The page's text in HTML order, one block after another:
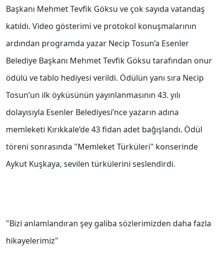
Başkanı Mehmet Tevfik Göksu ve çok sayıda vatandaş
katıldı. Video gösterimi ve protokol konuşmalarının
ardından programda yazar Necip Tosun’a Esenler
Belediye Başkanı Mehmet Tevfik Göksu tarafından onur
ödülü ve tablo hediyesi verildi. Ödülün yanı sıra Necip
Tosun’un ilk öyküsünün yayınlanmasının 43. yılı
dolayısıyla Esenler Belediyesi’nce yazarın adına
memleketi Kırıkkale’de 43 fidan adet bağışlandı. Ödül
töreni sonrasında "Memleket Türküleri" konserinde
Aykut Kuşkaya, sevilen türkülerini seslendirdi.
"Bizi anlamlandıran şey galiba sözlerimizden daha fazla
hikayelerimiz"